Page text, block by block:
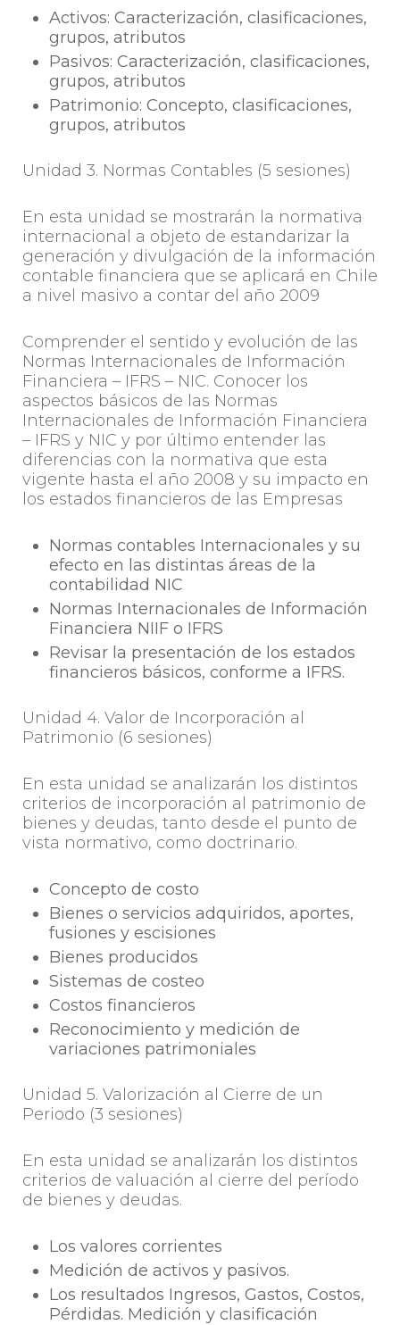
Activos: Caracterización, clasificaciones,
grupos, atributos
Pasivos: Caracterización, clasificaciones,
grupos, atributos
Patrimonio: Concepto, clasificaciones,
grupos, atributos
Unidad 3. Normas Contables (5 sesiones)
En esta unidad se mostrarán la normativa
internacional a objeto de estandarizar la
generación y divulgación de la información
contable financiera que se aplicará en Chile
a nivel masivo a contar del año 2009
Comprender el sentido y evolución de las
Normas Internacionales de Información
Financiera – IFRS – NIC. Conocer los
aspectos básicos de las Normas
Internacionales de Información Financiera
– IFRS y NIC y por último entender las
diferencias con la normativa que esta
vigente hasta el año 2008 y su impacto en
los estados financieros de las Empresas
Normas contables Internacionales y su
efecto en las distintas áreas de la
contabilidad NIC
Normas Internacionales de Información
Financiera NIIF o IFRS
Revisar la presentación de los estados
financieros básicos, conforme a IFRS.
Unidad 4. Valor de Incorporación al
Patrimonio (6 sesiones)
En esta unidad se analizarán los distintos
criterios de incorporación al patrimonio de
bienes y deudas, tanto desde el punto de
vista normativo, como doctrinario.
Concepto de costo
Bienes o servicios adquiridos, aportes,
fusiones y escisiones
Bienes producidos
Sistemas de costeo
Costos financieros
Reconocimiento y medición de
variaciones patrimoniales
Unidad 5. Valorización al Cierre de un
Periodo (3 sesiones)
En esta unidad se analizarán los distintos
criterios de valuación al cierre del período
de bienes y deudas.
Los valores corrientes
Medición de activos y pasivos.
Los resultados Ingresos, Gastos, Costos,
Pérdidas. Medición y clasificación